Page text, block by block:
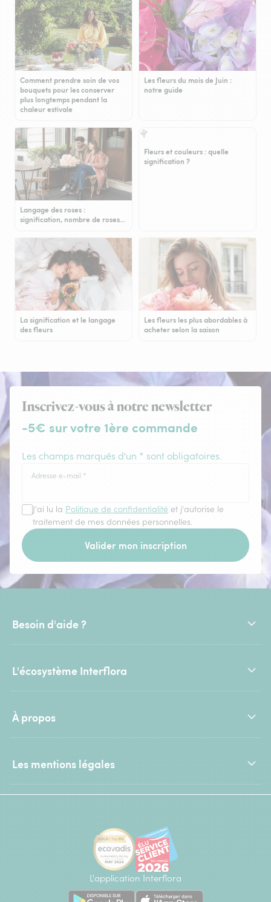
Comment prendre soin de vos
bouquets pour les conserver
plus longtemps pendant la
chaleur estivale
Les fleurs du mois de Juin :
notre guide
Langage des roses :
signification, nombre de roses…
Fleurs et couleurs : quelle
signification ?
La signification et le langage
des fleurs
Les fleurs les plus abordables à
acheter selon la saison
Inscrivez-vous à notre newsletter
-5€ sur votre 1ère commande
Les champs marqués d'un * sont obligatoires.
Adresse e-mail *
J'ai lu la Politique de confidentialité et j'autorise le
traitement de mes données personnelles.
Valider mon inscription
Besoin d'aide ?
L'écosystème Interflora
À propos
Les mentions légales
L'application Interflora